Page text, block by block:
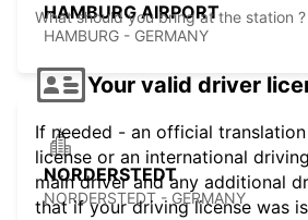
HAMBURG AIRPORT
HAMBURG - GERMANY
NORDERSTEDT
NORDERSTEDT - GERMANY
What should you bring at the station ?
Your valid driver
If needed - an official
license or an international
main driver and any additional
that if your driving license was